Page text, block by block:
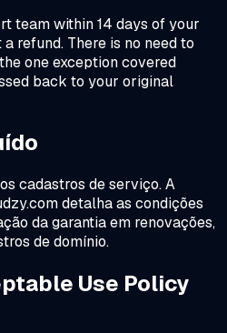
team within 14 days of your
refund. There is no need to
one exception covered
back to your original
cadastros de serviço. A
detalha as condições
da garantia em renovações,
de domínio.
Use Policy